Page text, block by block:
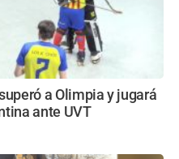
a Olimpia y jugará
ante UVT